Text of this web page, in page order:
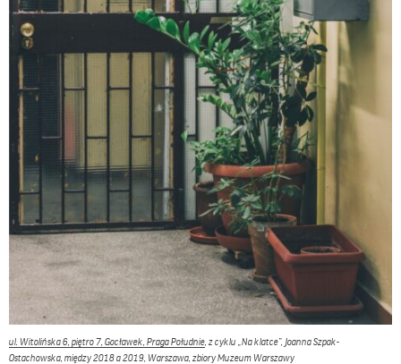
ul. Witolińska 6, piętro 7, Gocławek, Praga Południe , z cyklu „Na klatce”, Joanna Szpak-
Ostachowska, między 2018 a 2019, Warszawa, zbiory Muzeum Warszawy